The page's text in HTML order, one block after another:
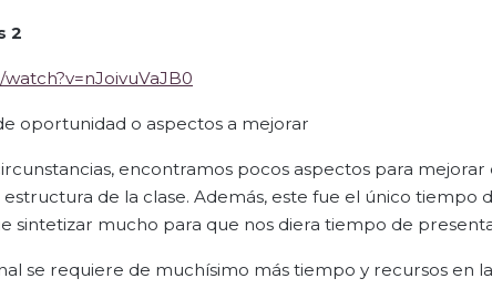
2
oportunidad o aspectos a mejorar
encontramos pocos aspectos para
de la clase. Además, este fue el único tiempo
sintetizar mucho para que nos diera tiempo de
se requiere de muchísimo más tiempo y recursos en